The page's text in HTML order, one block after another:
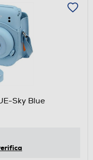
Sky Blue